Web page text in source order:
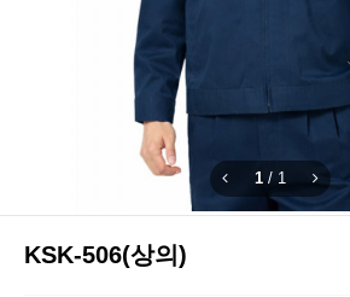
1 / 1
KSK-506(상의)